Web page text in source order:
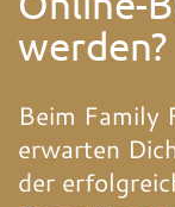
werden?
Beim Family
erwarten
der